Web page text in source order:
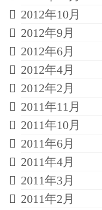
2012年10月
2012年9月
2012年6月
2012年4月
2012年2月
2011年11月
2011年10月
2011年6月
2011年4月
2011年3月
2011年2月